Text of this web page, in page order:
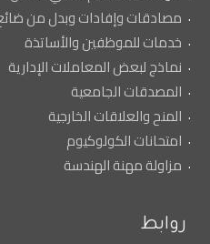
مصادقات وإفادات وبدل من ضائع
خدمات للموظفين والأساتذة
نماذج لبعض المعاملات الإدارية
المصدقات الجامعية
المنح والعلاقات الخارجية
امتحانات الكولوكيوم
مزاولة مهنة الهندسة
روابط